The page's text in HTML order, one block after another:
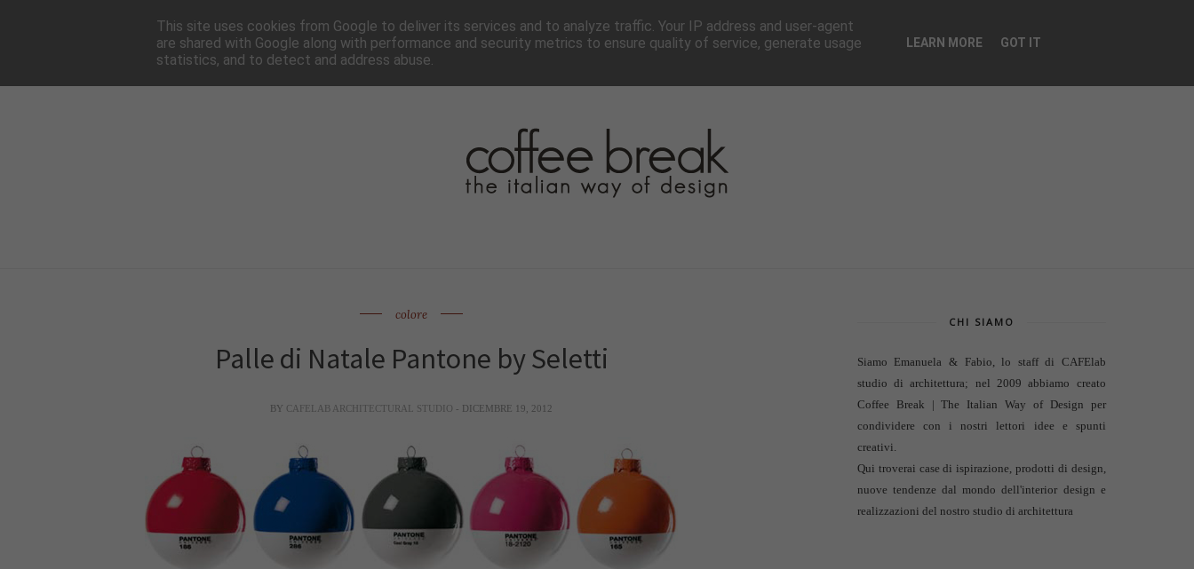
HOME NEWSLETTER CHI SIAMO▼ PAGINE▼ COLLABORA PRESS CONTATTI
colore
Palle di Natale Pantone by Seletti
BY CAFELAB ARCHITECTURAL STUDIO - DICEMBRE 19, 2012
CHI SIAMO
Siamo Emanuela & Fabio, lo staff di CAFElab
studio di architettura; nel 2009 abbiamo creato
Coffee Break | The Italian Way of Design per
condividere con i nostri lettori idee e spunti
creativi.
Qui troverai case di ispirazione, prodotti di design,
nuove tendenze dal mondo dell'interior design e
realizzazioni del nostro studio di architettura
This site uses cookies from Google to deliver its services and to analyze traffic. Your IP address and user-agent
are shared with Google along with performance and security metrics to ensure quality of service, generate usage
statistics, and to detect and address abuse.
LEARN MORE GOT IT